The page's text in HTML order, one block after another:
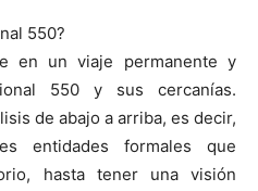
550?
en un viaje permanente y
550 y sus cercanías.
de abajo a arriba, es decir,
entidades formales que
hasta tener una visión